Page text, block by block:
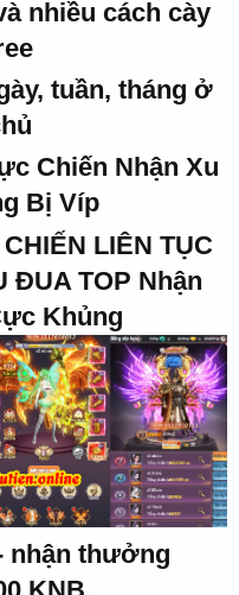
nhiều cách cày
tuần, tháng ở
Chiến Nhận Xu
Bị Víp
LIÊN TỤC
ĐUA TOP Nhận
Khủng
nhận thưởng